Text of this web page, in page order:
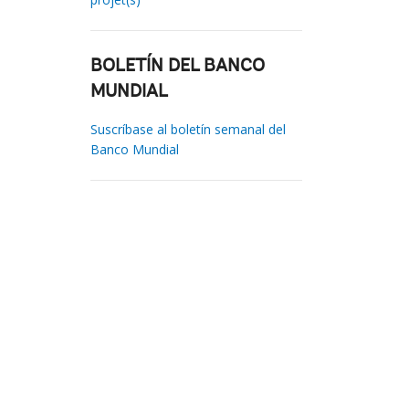
BOLETÍN DEL BANCO
MUNDIAL
Suscríbase al boletín semanal del
Banco Mundial